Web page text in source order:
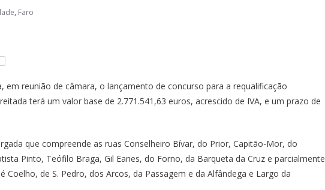
, Faro
em reunião de câmara, o lançamento de concurso para a requalificação
terá um valor base de 2.771.541,63 euros, acrescido de IVA, e um prazo de
que compreende as ruas Conselheiro Bívar, do Prior, Capitão-Mor, do
Pinto, Teófilo Braga, Gil Eanes, do Forno, da Barqueta da Cruz e parcialmente
Coelho, de S. Pedro, dos Arcos, da Passagem e da Alfândega e Largo da